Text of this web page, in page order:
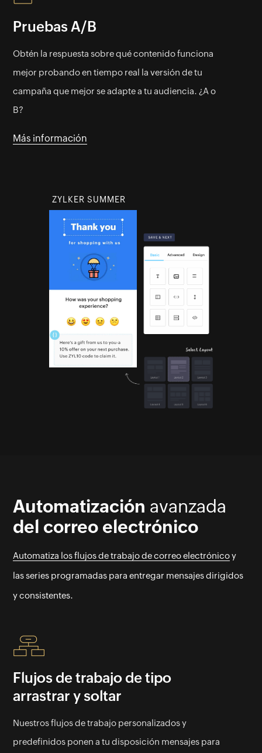
Pruebas A/B
Obtén la respuesta sobre qué contenido funciona
mejor probando en tiempo real la versión de tu
campaña que mejor se adapte a tu audiencia. ¿A o
B?
Más información
ZYLKER SUMMER
Automatización avanzada
del correo electrónico
Automatiza los flujos de trabajo de correo electrónicoy
las series programadas para entregar mensajes dirigidos
y consistentes.
Flujos de trabajo de tipo
arrastrar y soltar
Nuestros flujos de trabajo personalizados y
predefinidos ponen a tu disposición mensajes para